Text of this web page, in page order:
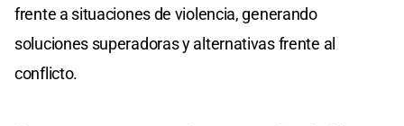
frente a situaciones de violencia, generando
soluciones superadoras y alternativas frente al
conflicto.